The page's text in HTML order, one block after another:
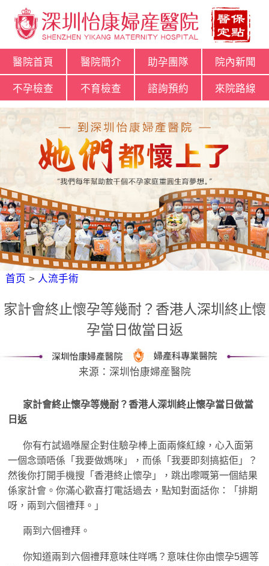
醫院首頁 醫院簡介 助孕團隊 院內新聞
不孕檢查 不育檢查 諮詢預約 來院路線
首页 > 人流手術
家計會終止懷孕等幾耐？香港人深圳終止懷
孕當日做當日返
来源：深圳怡康婦産醫院
家計會終止懷孕等幾耐？香港人深圳終止懷孕當日做當
日返
你有冇試過喺屋企對住驗孕棒上面兩條紅線，心入面第
一個念頭唔係「我要做媽咪」，而係「我要即刻搞掂佢」？
然後你打開手機搜「香港終止懷孕」，跳出嚟嘅第一個結果
係家計會。你滿心歡喜打電話過去，點知對面話你：「排期
呀，兩到六個禮拜。」
兩到六個禮拜。
你知道兩到六個禮拜意味住咩嗎？意味住你由懷孕5週等